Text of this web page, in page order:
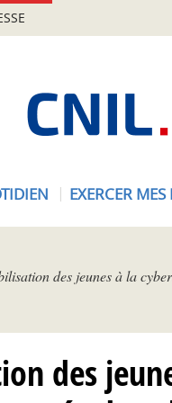
EXERCER
des jeunes à la
des